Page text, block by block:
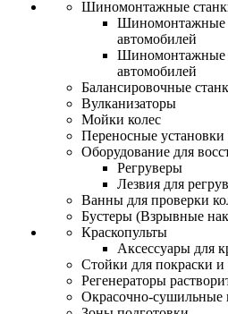
Шиномонтажные
Шиномонтажные
автомобилей
Шиномонтажные
автомобилей
Балансировочные
Вулканизаторы
Мойки колес
Переносные
Оборудование для
Регруверы
Лезвия для
Ванны для проверки
Бустеры (Взрывные
Краскопульты
Аксессуары для
Стойки для покраски
Регенераторы
Окрасочно-сушильные